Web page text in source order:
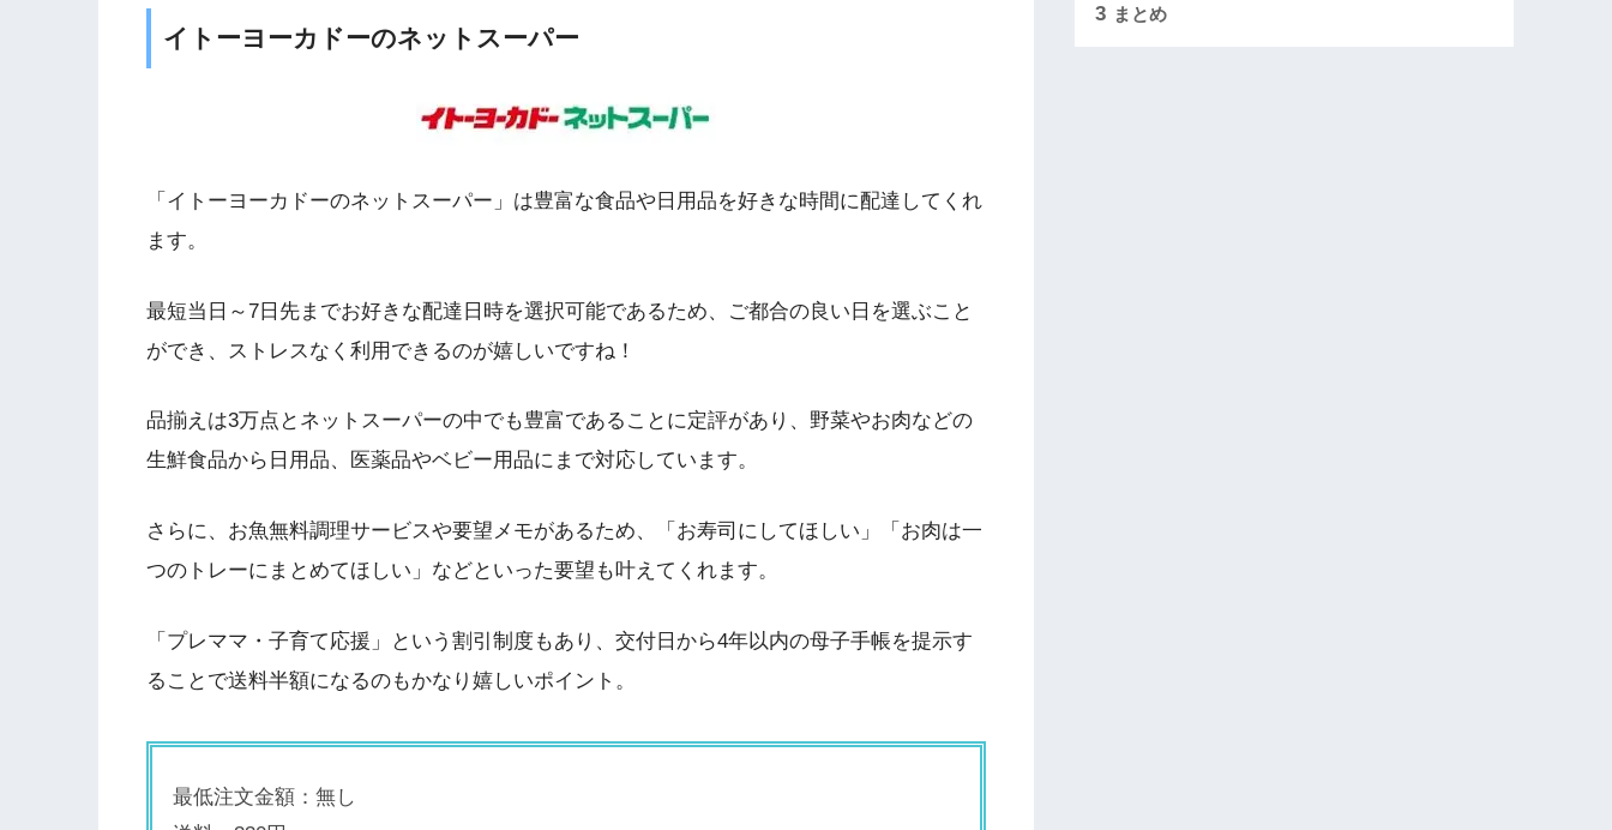
イトーヨーカドーのネットスーパー
「イトーヨーカドーのネットスーパー」は豊富な食品や日用品を好きな時間に配達してくれ
ます。
最短当日～7日先までお好きな配達日時を選択可能であるため、ご都合の良い日を選ぶこと
ができ、ストレスなく利用できるのが嬉しいですね！
品揃えは3万点とネットスーパーの中でも豊富であることに定評があり、野菜やお肉などの
生鮮食品から日用品、医薬品やベビー用品にまで対応しています。
さらに、お魚無料調理サービスや要望メモがあるため、「お寿司にしてほしい」「お肉は一
つのトレーにまとめてほしい」などといった要望も叶えてくれます。
「プレママ・子育て応援」という割引制度もあり、交付日から4年以内の母子手帳を提示す
ることで送料半額になるのもかなり嬉しいポイント。
最低注文金額：無し
3 まとめ